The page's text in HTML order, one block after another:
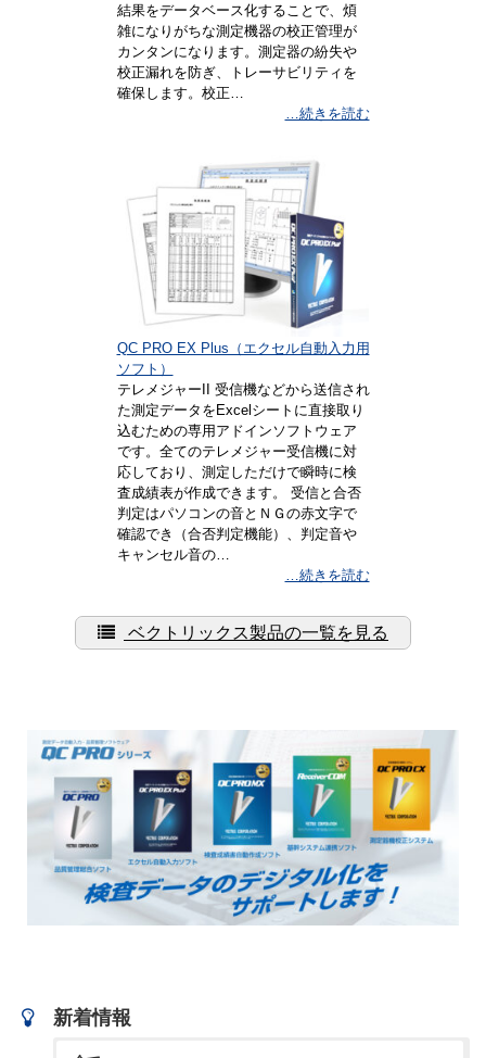
結果をデータベース化することで、煩
雑になりがちな測定機器の校正管理が
カンタンになります。測定器の紛失や
校正漏れを防ぎ、トレーサビリティを
確保します。校正…
…続きを読む
QC PRO EX Plus（エクセル自動入力用
ソフト）
テレメジャーII 受信機などから送信され
た測定データをExcelシートに直接取り
込むための専用アドインソフトウェア
です。全てのテレメジャー受信機に対
応しており、測定しただけで瞬時に検
査成績表が作成できます。 受信と合否
判定はパソコンの音とＮＧの赤文字で
確認でき（合否判定機能）、判定音や
キャンセル音の…
…続きを読む
ベクトリックス製品の一覧を見る
新着情報